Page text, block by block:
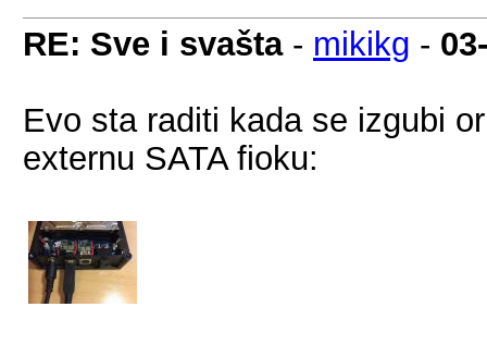
RE: Sve i svašta- mikikg -
Evo sta raditi kada se izgubi
externu SATA fioku: